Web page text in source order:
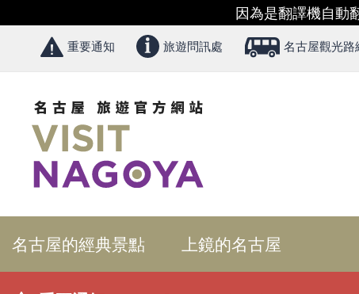
因為是翻譯機自動
重要通知 旅遊問訊處 名古屋觀光
名古屋的經典景點 上鏡的名古屋